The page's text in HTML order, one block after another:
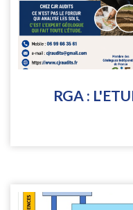
RGA :